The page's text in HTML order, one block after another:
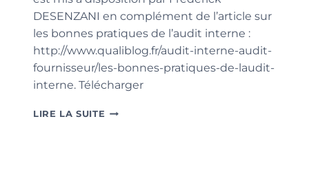
DESENZANI en complément de l’article sur
les bonnes pratiques de l’audit interne :
http://www.qualiblog.fr/audit-interne-audit-
fournisseur/les-bonnes-pratiques-de-laudit-
interne. Télécharger
LIRE LA SUITE MODÈLE